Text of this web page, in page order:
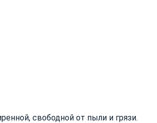
свободной от пыли и грязи.